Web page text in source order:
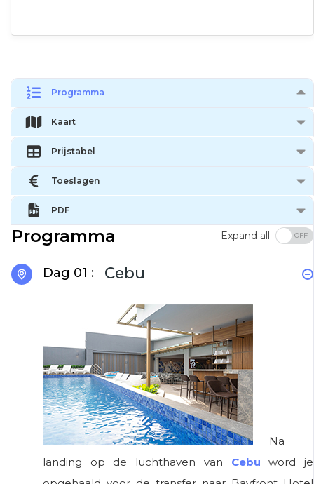
Programma
Kaart
Prijstabel
Toeslagen
PDF
Programma Expand all
Dag 01 : Cebu
Na
landing op de luchthaven van Cebuword je